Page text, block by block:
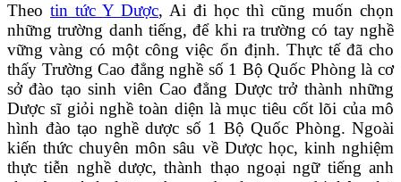
Theo tin tức Y Dược, Ai đi học thì cũng muốn chọn
những trường danh tiếng, để khi ra trường có tay nghề
vững vàng có một công việc ổn định. Thực tế đã cho
thấy Trường Cao đẳng nghề số 1 Bộ Quốc Phòng là cơ
sở đào tạo sinh viên Cao đẳng Dược trở thành những
Dược sĩ giỏi nghề toàn diện là mục tiêu cốt lõi của mô
hình đào tạo nghề dược số 1 Bộ Quốc Phòng. Ngoài
kiến thức chuyên môn sâu về Dược học, kinh nghiệm
thực tiễn nghề dược, thành thạo ngoại ngữ tiếng anh